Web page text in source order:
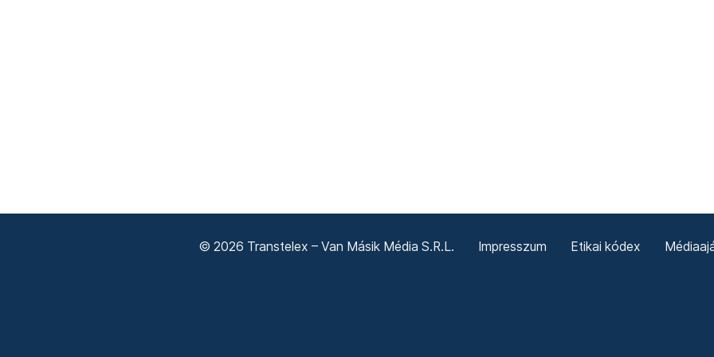
© 2026 Transtelex – Van Másik Média S.R.L. Impresszum Etikai kódex